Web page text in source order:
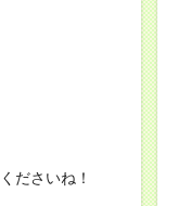
ださいね！